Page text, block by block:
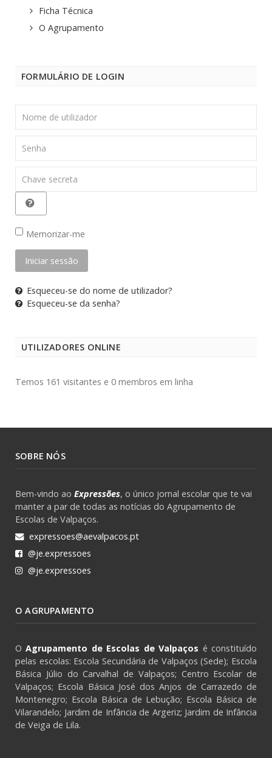
Ficha Técnica
O Agrupamento
FORMULÁRIO DE LOGIN
de
utilizador
secreta
Memorizar-me
Iniciar sessão
Esqueceu-se do nome de utilizador?
Esqueceu-se da senha?
UTILIZADORES ONLINE
Temos 161 visitantes e 0 membros em linha
SOBRE NÓS
Bem-vindo ao Expressões, o único jornal escolar que te vai
manter a par de todas as notícias do Agrupamento de
Escolas de Valpaços.
expressoes@aevalpacos.pt
@je.expressoes
@je.expressoes
O AGRUPAMENTO
OAgrupamento de Escolas de Valpaços é constituído
pelas escolas: Escola Secundária de Valpaços (Sede); Escola
Básica Júlio do Carvalhal de Valpaços; Centro Escolar de
Valpaços; Escola Básica José dos Anjos de Carrazedo de
Montenegro; Escola Básica de Lebução; Escola Básica de
Vilarandelo; Jardim de Infância de Argeriz; Jardim de Infância
de Veiga de Lila.